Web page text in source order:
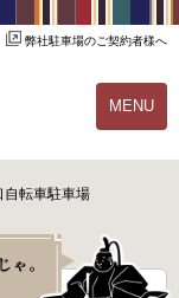
弊社駐車場のご契約者様へ
MENU
ご契約の流れ
場オーナー様へ
自転車駐車場